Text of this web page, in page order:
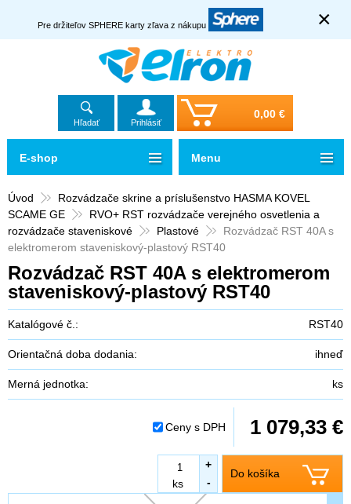
Pre držiteľov SPHERE karty zľava z nákupu ×
Hľadať Prihlásiť
0,00 €
Úvod
Rozvádzače skrine a príslušenstvo HASMA KOVEL
SCAME GE
RVO+ RST rozvádzače verejného osvetlenia a
rozvádzače staveniskové
Plastové
Rozvádzač RST 40A s
elektromerom staveniskový-plastový RST40
Rozvádzač RST 40A s elektromerom
staveniskový-plastový RST40
Katalógové č.: RST40
Orientačná doba dodania: ihneď
Merná jednotka: ks
Ceny s DPH 1 079,33 €
Do košíka
-
ks
+
E-shop Menu